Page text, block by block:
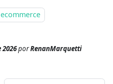
ecommerce
2026porRenanMarquetti